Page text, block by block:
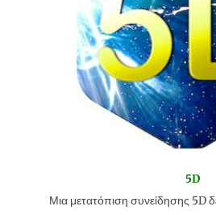
5D
Μια μετατόπιση συνείδησης 5D